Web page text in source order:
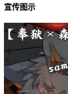
宣传图示